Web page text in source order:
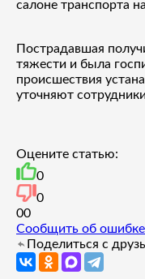
салоне транспорта
Пострадавшая
тяжести и была
происшествия
уточняют
Оцените статью:
0
0
00
Сообщить об
Поделиться с